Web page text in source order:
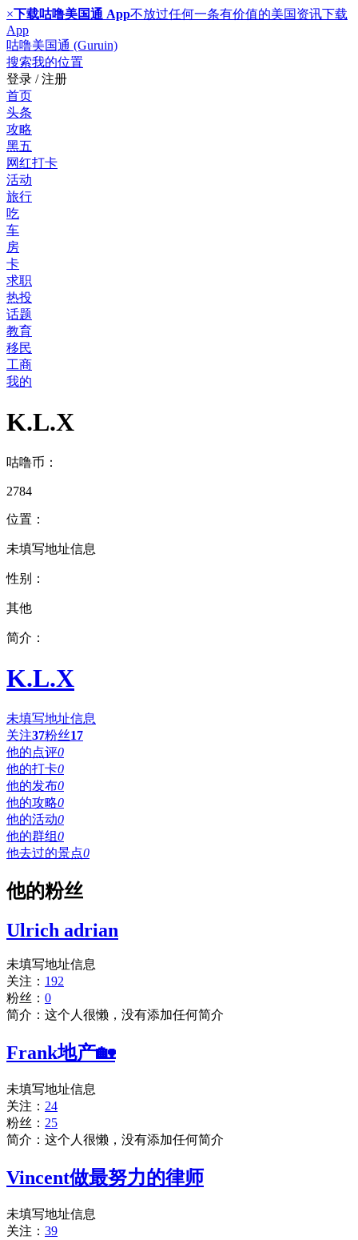
×下载咕噜美国通 App不放过任何一条有价值的美国资讯下载
App
咕噜美国通 (Guruin)
搜索我的位置
登录 / 注册
首页
头条
攻略
黑五
网红打卡
活动
旅行
吃
车
房
卡
求职
热投
话题
教育
移民
工商
我的
K.L.X
咕噜币：
2784
位置：
未填写地址信息
性别：
其他
简介：
K.L.X
未填写地址信息
关注37粉丝17
他的点评0
他的打卡0
他的发布0
他的攻略0
他的活动0
他的群组0
他去过的景点0
他的粉丝
Ulrich adrian
未填写地址信息
关注： 192
粉丝： 0
简介：这个人很懒，没有添加任何简介
Frank地产🏡
未填写地址信息
关注： 24
粉丝： 25
简介：这个人很懒，没有添加任何简介
Vincent做最努力的律师
未填写地址信息
关注： 39